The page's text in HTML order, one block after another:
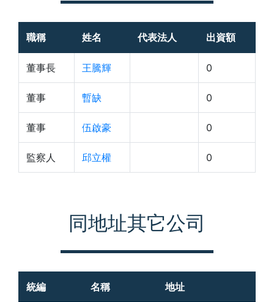
職稱 姓名 代表法人 出資額
董事長 王騰輝 0
董事 暫缺 0
董事 伍啟豪 0
監察人 邱立權 0
同地址其它公司
統編 名稱 地址